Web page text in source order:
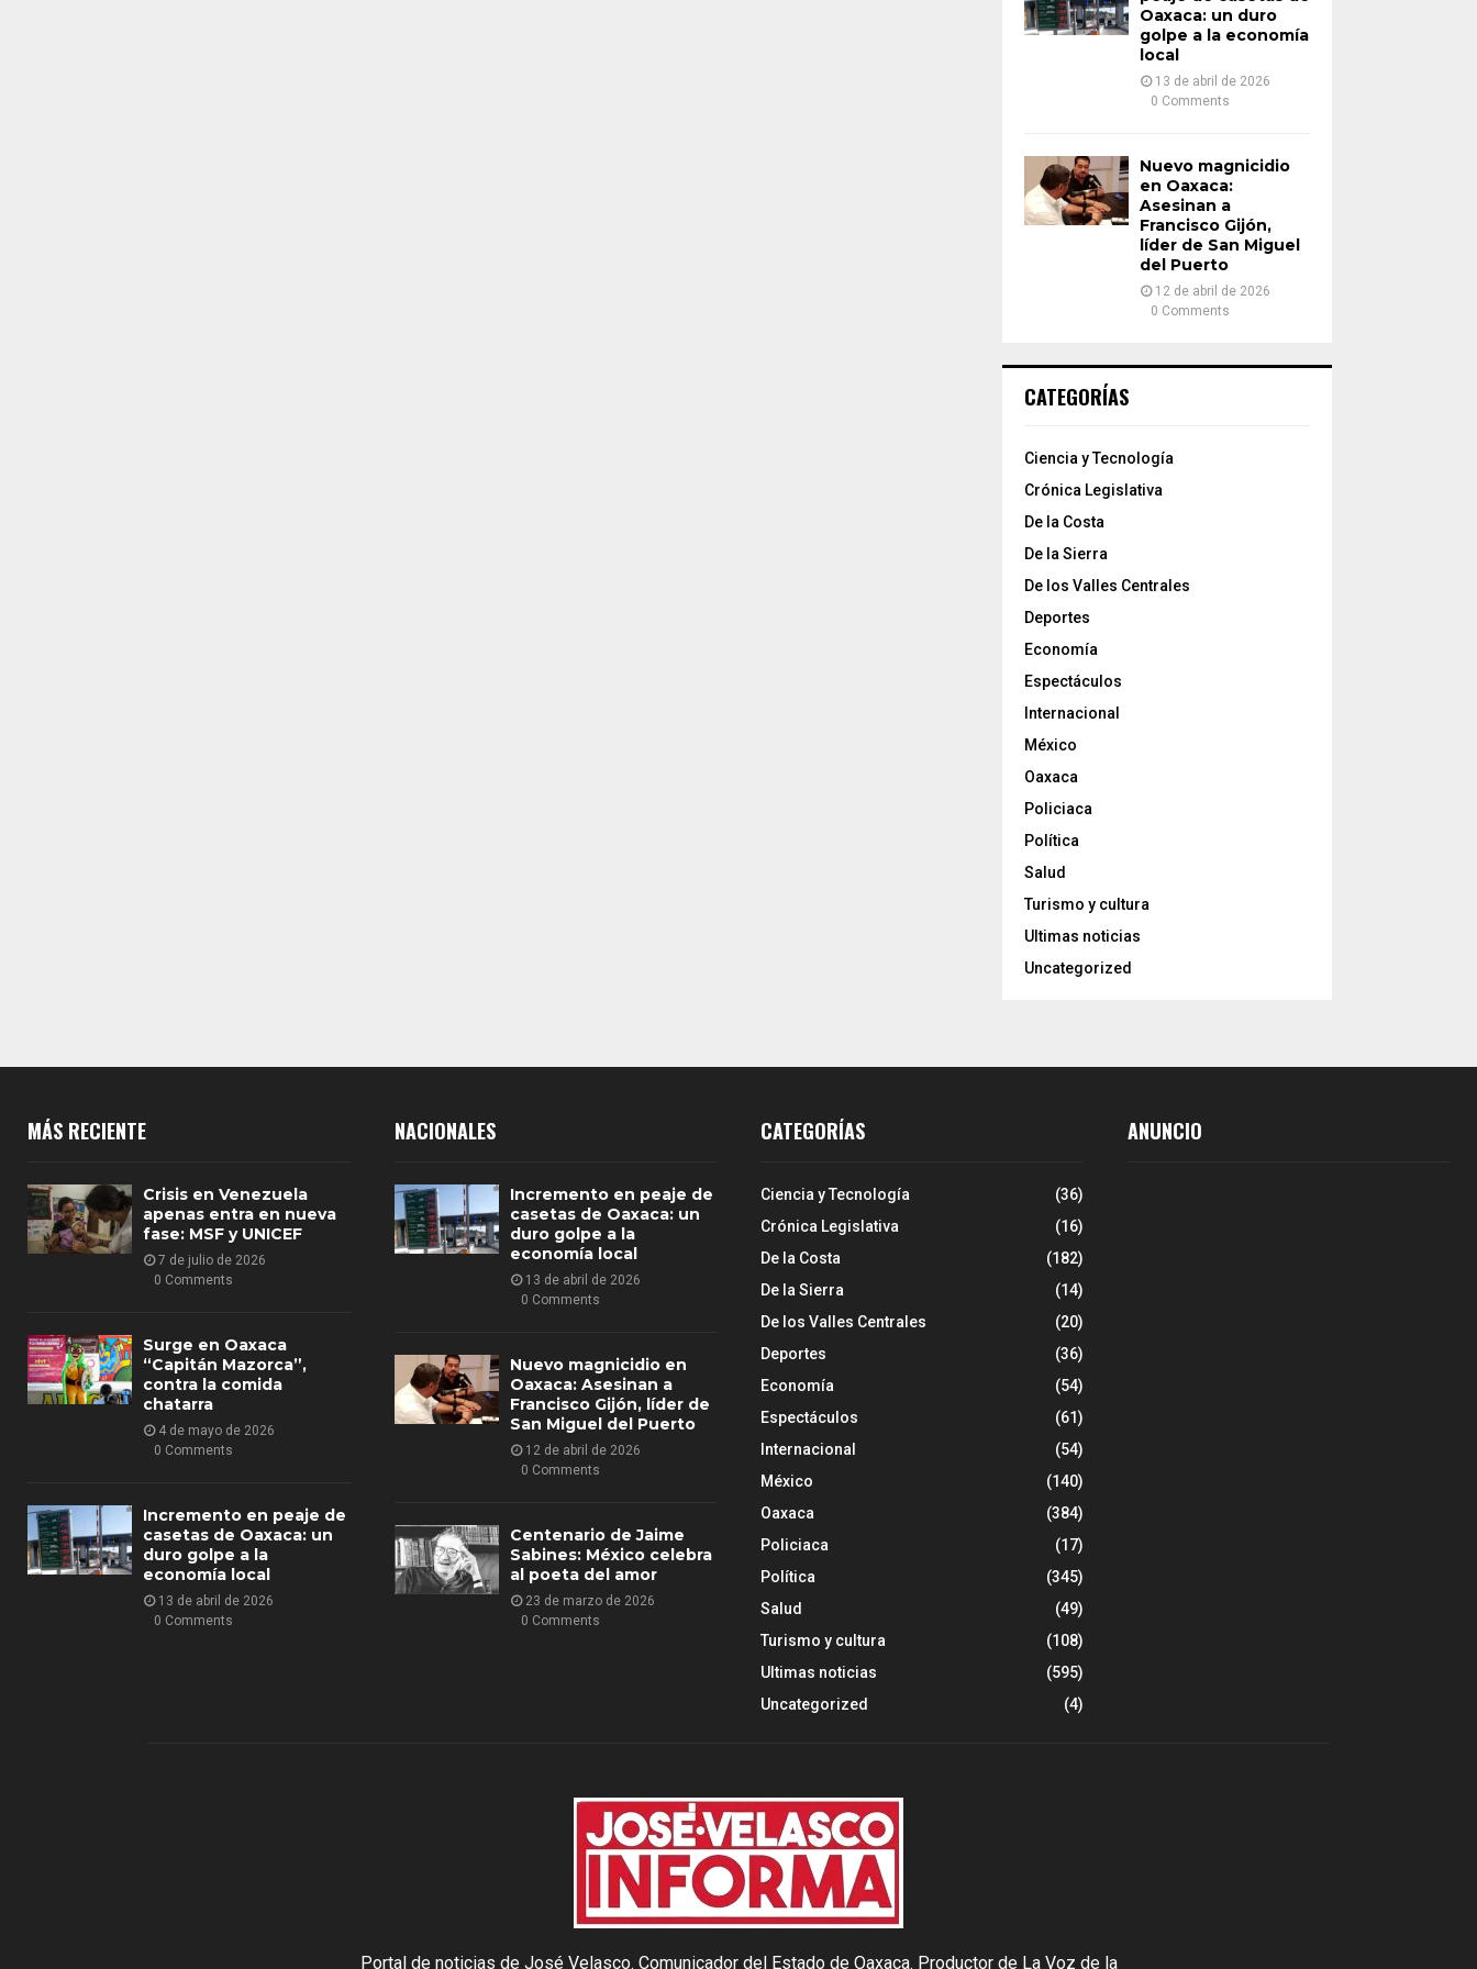
Oaxaca: un duro
golpe a la economía
local
13 de abril de 2026
0 Comments
Nuevo magnicidio
en Oaxaca:
Asesinan a
Francisco Gijón,
líder de San Miguel
del Puerto
12 de abril de 2026
0 Comments
CATEGORÍAS
Ciencia y Tecnología
Crónica Legislativa
De la Costa
De la Sierra
De los Valles Centrales
Deportes
Economía
Espectáculos
Internacional
México
Oaxaca
Policiaca
Política
Salud
Turismo y cultura
Ultimas noticias
Uncategorized
MÁS RECIENTE
Crisis en Venezuela
apenas entra en nueva
fase: MSF y UNICEF
7 de julio de 2026
0 Comments
Surge en Oaxaca
“Capitán Mazorca”,
contra la comida
chatarra
4 de mayo de 2026
0 Comments
Incremento en peaje de
casetas de Oaxaca: un
duro golpe a la
economía local
13 de abril de 2026
0 Comments
NACIONALES
Incremento en peaje de
casetas de Oaxaca: un
duro golpe a la
economía local
13 de abril de 2026
0 Comments
Nuevo magnicidio en
Oaxaca: Asesinan a
Francisco Gijón, líder de
San Miguel del Puerto
12 de abril de 2026
0 Comments
Centenario de Jaime
Sabines: México celebra
al poeta del amor
23 de marzo de 2026
0 Comments
CATEGORÍAS
Ciencia y Tecnología
(36)
Crónica Legislativa
(16)
De la Costa
(182)
De la Sierra
(14)
De los Valles Centrales
(20)
Deportes
(36)
Economía
(54)
Espectáculos
(61)
Internacional
(54)
México
(140)
Oaxaca
(384)
Policiaca
(17)
Política
(345)
Salud
(49)
Turismo y cultura
(108)
Ultimas noticias
(595)
Uncategorized
(4)
ANUNCIO
Portal de noticias de José Velasco. Comunicador del Estado de Oaxaca. Productor de La Voz de la